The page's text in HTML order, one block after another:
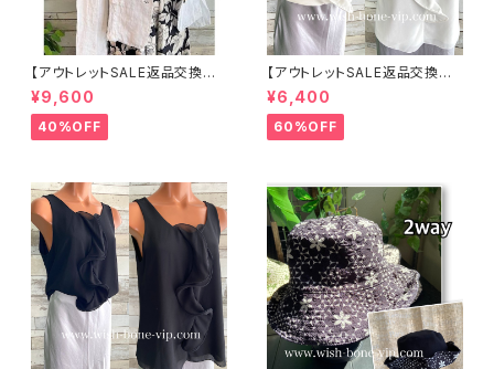
【アウトレットSALE返品交換不
可8/20まで】イタリア製サマー
ジャケット｜Made in ITALY｜
リネン麻 飾りエリ ジャケット/ホ
ワイト
¥9,600
40%OFF
【アウトレットSALE返品交換不
可8/20まで】イタリア製 CASA
DEILUCA ITALY｜前フリル＆B
IGフリルトップス /ホワイト
¥6,400
60%OFF